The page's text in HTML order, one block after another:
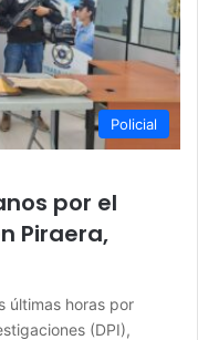
Policial
por el
Piraera,
últimas horas por
(DPI),